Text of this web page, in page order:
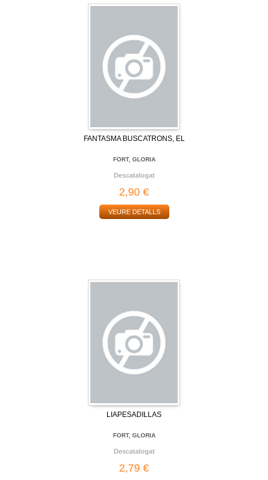
FANTASMA BUSCATRONS, EL
FORT, GLORIA
Descatalogat
2,90 €
VEURE DETALLS
LIAPESADILLAS
FORT, GLORIA
Descatalogat
2,79 €